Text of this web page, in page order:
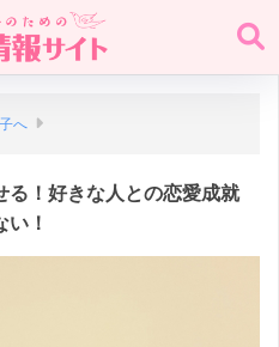
へ
る！好きな人との恋愛成就
！